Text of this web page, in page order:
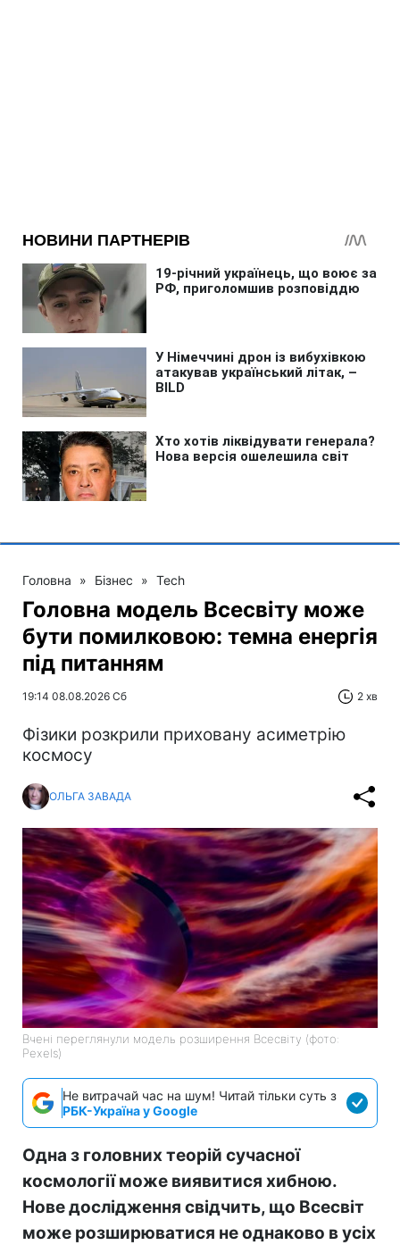
Головна » Бізнес » Tech
Головна модель Всесвіту може
бути помилковою: темна енергія
під питанням
19:14 08.08.2026 Сб 2 хв
Фізики розкрили приховану асиметрію
космосу
ОЛЬГА ЗАВАДА
Вчені переглянули модель розширення Всесвіту (фото:
Pexels)
Не витрачай час на шум! Читай тільки суть з
РБК-Україна у Google
Одна з головних теорій сучасної
космології може виявитися хибною.
Нове дослідження свідчить, що Всесвіт
може розширюватися не однаково в усіх